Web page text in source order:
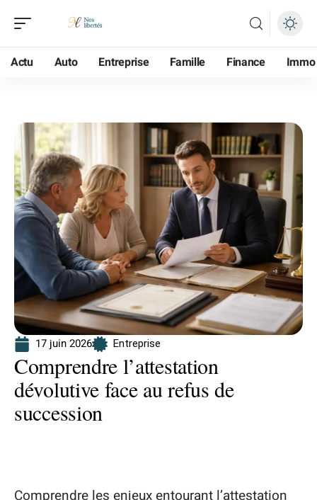
Actu Auto Entreprise Famille Finance Immo
17 juin 2026 Entreprise
Comprendre l’attestation
dévolutive face au refus de
succession
Comprendre les enjeux entourant l’attestation